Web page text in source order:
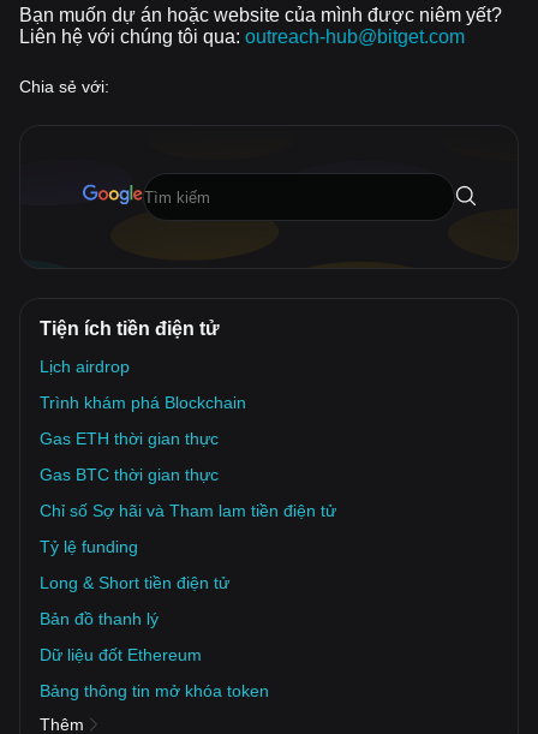
Bạn muốn dự án hoặc website của mình được niêm yết?
Liên hệ với chúng tôi qua: outreach-hub@bitget.com
Chia sẻ với:
Tiện ích tiền điện tử
Lịch airdrop
Trình khám phá Blockchain
Gas ETH thời gian thực
Gas BTC thời gian thực
Chỉ số Sợ hãi và Tham lam tiền điện tử
Tỷ lệ funding
Long & Short tiền điện tử
Bản đồ thanh lý
Dữ liệu đốt Ethereum
Bảng thông tin mở khóa token
Thêm